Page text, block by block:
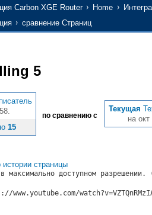
Carbon XGE Router Home
сравнение Страниц
5
15
по сравнению с
Текущая
на
истории страницы
в максимально доступном